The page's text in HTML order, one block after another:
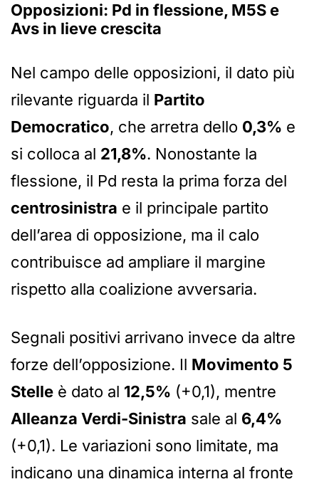
Opposizioni: Pd in flessione, M5S e
Avs in lieve crescita
Nel campo delle opposizioni, il dato più
rilevante riguarda il Partito
Democratico, che arretra dello 0,3% e
si colloca al 21,8%. Nonostante la
flessione, il Pd resta la prima forza del
centrosinistra e il principale partito
dell’area di opposizione, ma il calo
contribuisce ad ampliare il margine
rispetto alla coalizione avversaria.
Segnali positivi arrivano invece da altre
forze dell’opposizione. Il Movimento 5
Stelle è dato al 12,5% (+0,1), mentre
Alleanza Verdi-Sinistra sale al 6,4%
(+0,1). Le variazioni sono limitate, ma
indicano una dinamica interna al fronte